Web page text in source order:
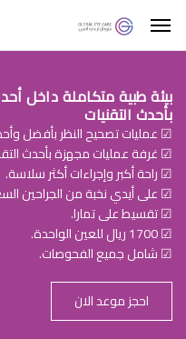
بيئة طبية متكاملة داخل
بأحدث التقنيات
☑ عمليات تصحيح النظر بأفضل
☑ غرفة عمليات مجهزة بأحدث
☑ راحة أكبر وإجراءات أكثر سلاسة.
☑ على أيدي نخبة من الجراحين
☑ تقسيط على تمارا.
☑ 1700 ريال للعين الواحدة.
☑ شامل جميع الفحوصات.
احجز موعد الان